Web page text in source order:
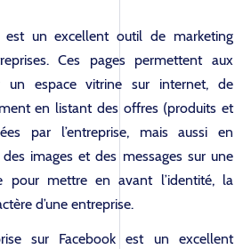
est un excellent outil de marketing
Ces pages permettent aux
un espace vitrine sur internet, de
en listant des offres (produits et
par l’entreprise, mais aussi en
images et des messages sur une
pour mettre en avant l’identité, la
d’une entreprise.
sur Facebook est un excellent